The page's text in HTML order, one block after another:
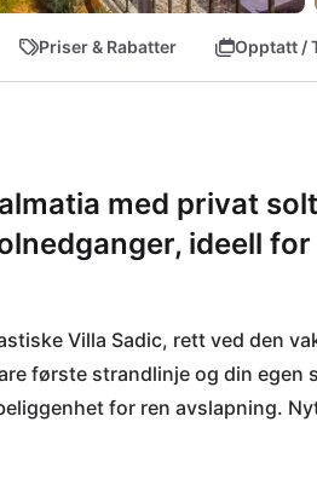
Priser & Rabatter Opptatt /
med privat
ideell
Villa Sadic, rett ved den
første strandlinje og din egen
for ren avslapning.
din. Den nærliggende
Zadar med sin historiske